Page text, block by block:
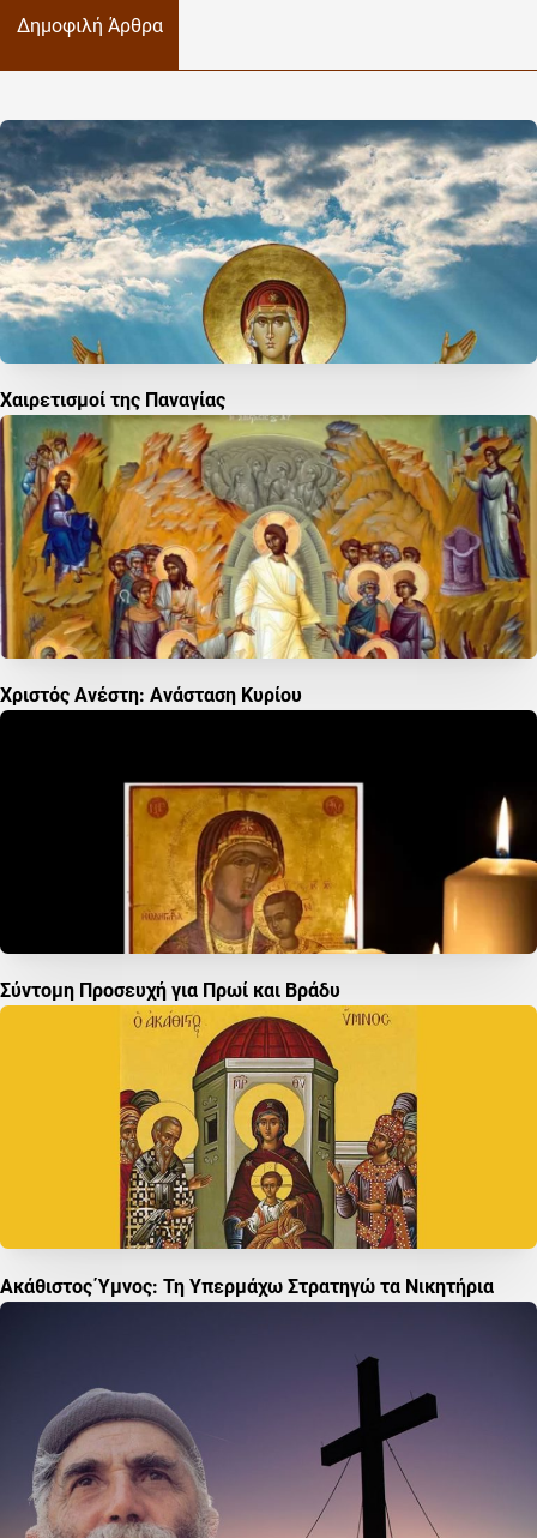
Δημοφιλή Άρθρα
Χαιρετισμοί της Παναγίας
Χριστός Ανέστη: Ανάσταση Κυρίου
Σύντομη Προσευχή για Πρωί και Βράδυ
Ακάθιστος Ύμνος: Τη Υπερμάχω Στρατηγώ τα Νικητήρια